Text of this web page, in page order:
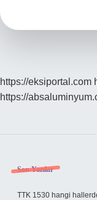
https://eksiportal.com
https://
Sidebar
Son Yazılar
TTK 1530 hangi